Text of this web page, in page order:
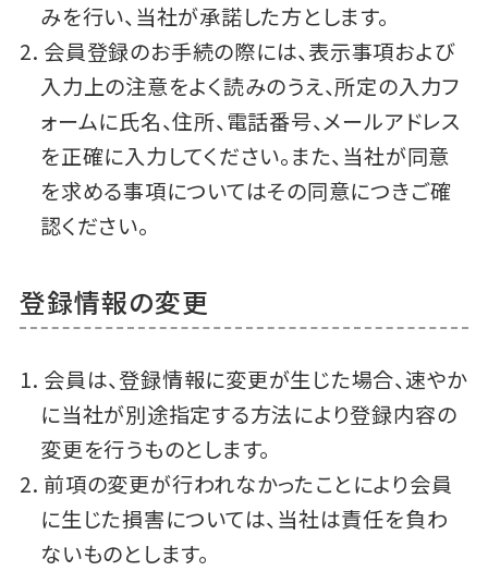
みを行い、当社が承諾した方とします。
会員登録のお手続の際には、表示事項および
入力上の注意をよく読みのうえ、所定の入力フ
ォームに氏名、住所、電話番号、メールアドレス
を正確に入力してください。また、当社が同意
を求める事項についてはその同意につきご確
認ください。
登録情報の変更
会員は、登録情報に変更が生じた場合、速やか
に当社が別途指定する方法により登録内容の
変更を行うものとします。
前項の変更が行われなかったことにより会員
に生じた損害については、当社は責任を負わ
ないものとします。